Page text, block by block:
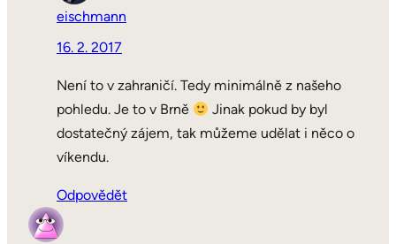
eischmann
16. 2. 2017
Není to v zahraničí. Tedy minimálně z našeho
pohledu. Je to v Brně
Jinak pokud by byl
dostatečný zájem, tak můžeme udělat i něco o
víkendu.
Odpovědět